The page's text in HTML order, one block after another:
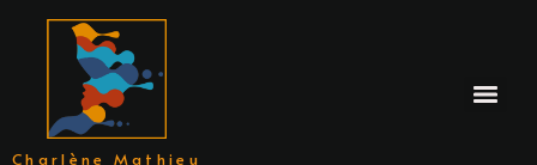
Charlène Mathieu